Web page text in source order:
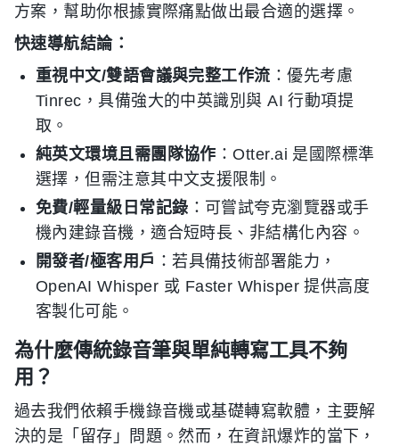
方案，幫助你根據實際痛點做出最合適的選擇。
快速導航結論：
重視中文/雙語會議與完整工作流 ：優先考慮
Tinrec，具備強大的中英識別與 AI 行動項提
取。
純英文環境且需團隊協作 ：Otter.ai 是國際標準
選擇，但需注意其中文支援限制。
免費/輕量級日常記錄 ：可嘗試夸克瀏覽器或手
機內建錄音機，適合短時長、非結構化內容。
開發者/極客用戶 ：若具備技術部署能力，
OpenAI Whisper 或 Faster Whisper 提供高度
客製化可能。
為什麼傳統錄音筆與單純轉寫工具不夠
用？
過去我們依賴手機錄音機或基礎轉寫軟體，主要解
決的是「留存」問題。然而，在資訊爆炸的當下，